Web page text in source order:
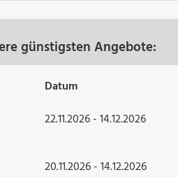
günstigsten Angebote:
Datum
22.11.2026 - 14.12.2026
20.11.2026 - 14.12.2026